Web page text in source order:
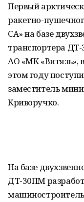
Первый
ракетно-
СА» на базе
транспортера
АО «МК «Витязь»,
этом году
заместитель
Криворучко.
На базе
ДТ-30ПМ